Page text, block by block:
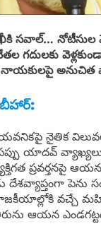
సవాల్… నోటీసుల
గదులకు
అనుచిత
నైతిక
యాదవ్ వ్యాఖ్యలు
ప్రవర్తనపై
దేశవ్యాప్తంగా పెను
వచ్చే
ఆయన